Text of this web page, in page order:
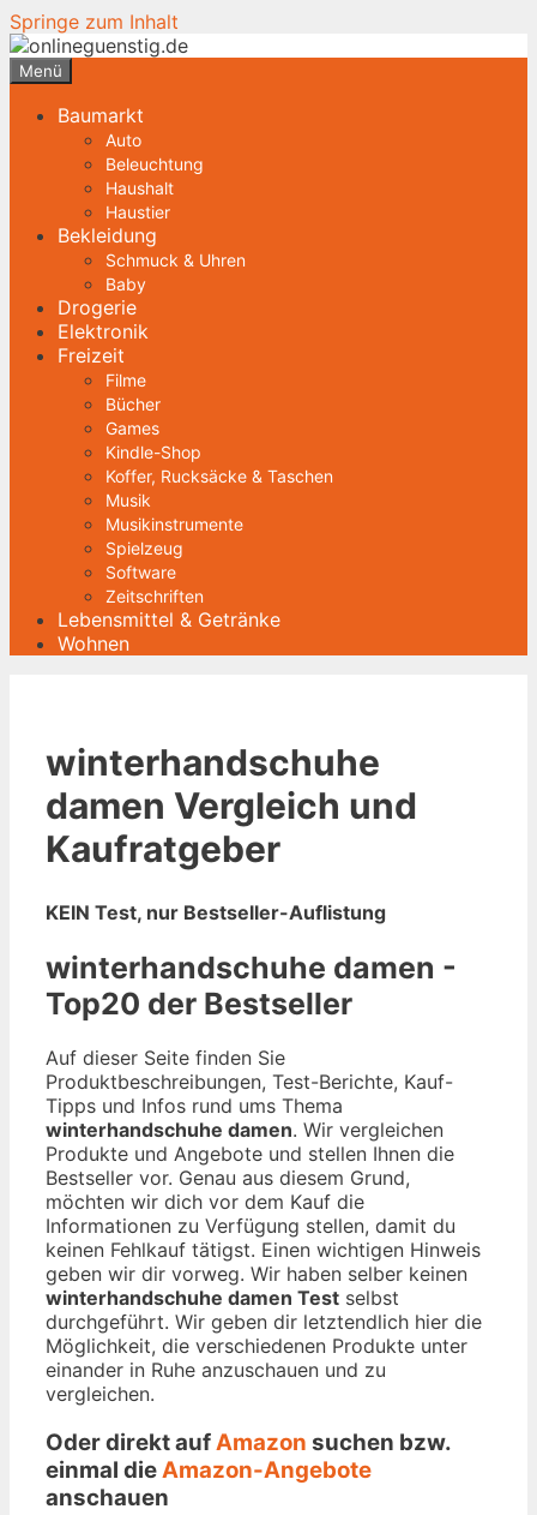
Springe zum Inhalt
Menü
Baumarkt
Auto
Beleuchtung
Haushalt
Haustier
Bekleidung
Schmuck & Uhren
Baby
Drogerie
Elektronik
Freizeit
Filme
Bücher
Games
Kindle-Shop
Koffer, Rucksäcke & Taschen
Musik
Musikinstrumente
Spielzeug
Software
Zeitschriften
Lebensmittel & Getränke
Wohnen
winterhandschuhe
damen Vergleich und
Kaufratgeber
KEIN Test, nur Bestseller-Auflistung
winterhandschuhe damen -
Top20 der Bestseller
Auf dieser Seite finden Sie
Produktbeschreibungen, Test-Berichte, Kauf-
Tipps und Infos rund ums Thema
winterhandschuhe damen. Wir vergleichen
Produkte und Angebote und stellen Ihnen die
Bestseller vor. Genau aus diesem Grund,
möchten wir dich vor dem Kauf die
Informationen zu Verfügung stellen, damit du
keinen Fehlkauf tätigst. Einen wichtigen Hinweis
geben wir dir vorweg. Wir haben selber keinen
winterhandschuhe damen Test selbst
durchgeführt. Wir geben dir letztendlich hier die
Möglichkeit, die verschiedenen Produkte unter
einander in Ruhe anzuschauen und zu
vergleichen.
Oder direkt aufAmazon suchen bzw.
einmal dieAmazon-Angebote
anschauen